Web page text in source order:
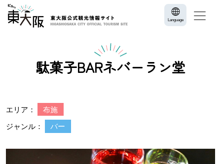
Language
駄菓子BARネバーラン堂
エリア： 布施
ジャンル： バー